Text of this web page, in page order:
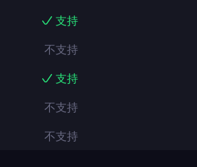
支持
不支持
支持
不支持
不支持